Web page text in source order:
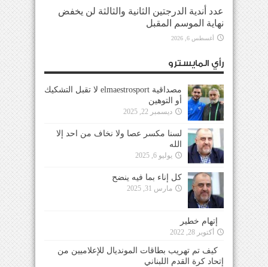
عدد أندية الدرجتين الثانية والثالثة لن يخفض
نهاية الموسم المقبل
أغسطس 6, 2026
رأي المايسترو
مصداقية elmaestrosport لا تقبل التشكيك
أو التوهين
ديسمبر 22, 2025
لسنا مكسر عصا ولا نخاف من احد إلا
الله
يوليو 6, 2025
كل إناء بما فيه ينضح
مارس 31, 2025
إتهام خطير
أكتوبر 28, 2022
كيف تم تهريب بطاقات المونديال للإعلاميين من
إتحاد كرة القدم اللبناني